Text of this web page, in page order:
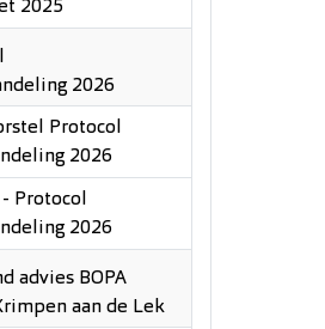
2025
2026
Protocol
2026
Protocol
2026
advies BOPA
aan de Lek